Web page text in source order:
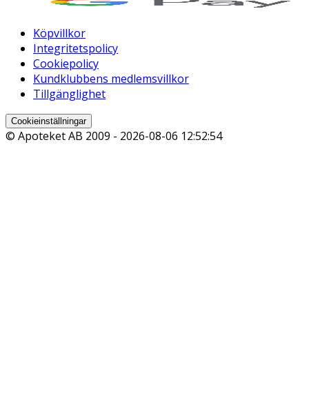
Köpvillkor
Integritetspolicy
Cookiepolicy
Kundklubbens medlemsvillkor
Tillgänglighet
Cookieinställningar
© Apoteket AB 2009 - 2026-08-06 12:52:54